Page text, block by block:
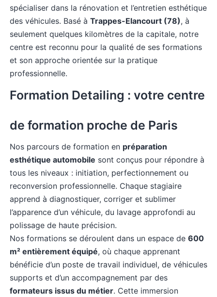
spécialiser dans la rénovation et l’entretien esthétique
des véhicules. Basé à Trappes-Elancourt (78), à
seulement quelques kilomètres de la capitale, notre
centre est reconnu pour la qualité de ses formations
et son approche orientée sur la pratique
professionnelle.
Formation Detailing : votre centre
de formation proche de Paris
Nos parcours de formation en préparation
esthétique automobile sont conçus pour répondre à
tous les niveaux : initiation, perfectionnement ou
reconversion professionnelle. Chaque stagiaire
apprend à diagnostiquer, corriger et sublimer
l’apparence d’un véhicule, du lavage approfondi au
polissage de haute précision.
Nos formations se déroulent dans un espace de 600
m² entièrement équipé, où chaque apprenant
bénéficie d’un poste de travail individuel, de véhicules
supports et d’un accompagnement par des
formateurs issus du métier. Cette immersion